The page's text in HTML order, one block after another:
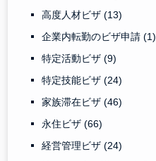
高度人材ビザ(13)
企業内転勤のビザ申請(1)
特定活動ビザ(9)
特定技能ビザ(24)
家族滞在ビザ(46)
永住ビザ(66)
経営管理ビザ(24)